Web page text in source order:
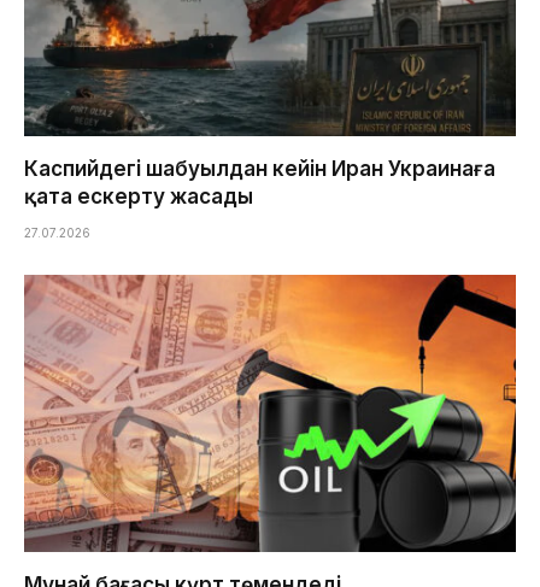
Каспийдегі шабуылдан кейін Иран Украинаға
қатаң ескерту жасады
27.07.2026